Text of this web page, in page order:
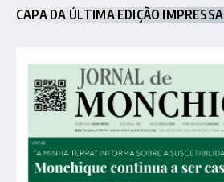
CAPA DA ÚLTIMA EDIÇÃO IMPRESSA